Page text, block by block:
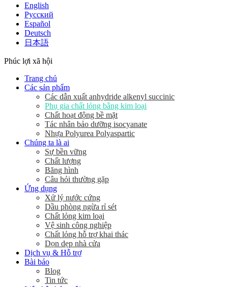
English
Pусский
Español
Deutsch
日本語
Phúc lợi xã hội
Trang chủ
Các sản phẩm
Các dẫn xuất anhydride alkenyl succinic
Phụ gia chất lỏng bằng kim loại
Chất hoạt động bề mặt
Tác nhân bảo dưỡng isocyanate
Nhựa Polyurea Polyaspartic
Chúng ta là ai
Sự bền vững
Chất lượng
Băng hình
Câu hỏi thường gặp
Ứng dụng
Xử lý nước cứng
Dầu phòng ngừa rỉ sét
Chất lỏng kim loại
Vệ sinh công nghiệp
Chất lỏng hỗ trợ khai thác
Dọn dẹp nhà cửa
Dịch vụ & Hỗ trợ
Bài báo
Blog
Tin tức